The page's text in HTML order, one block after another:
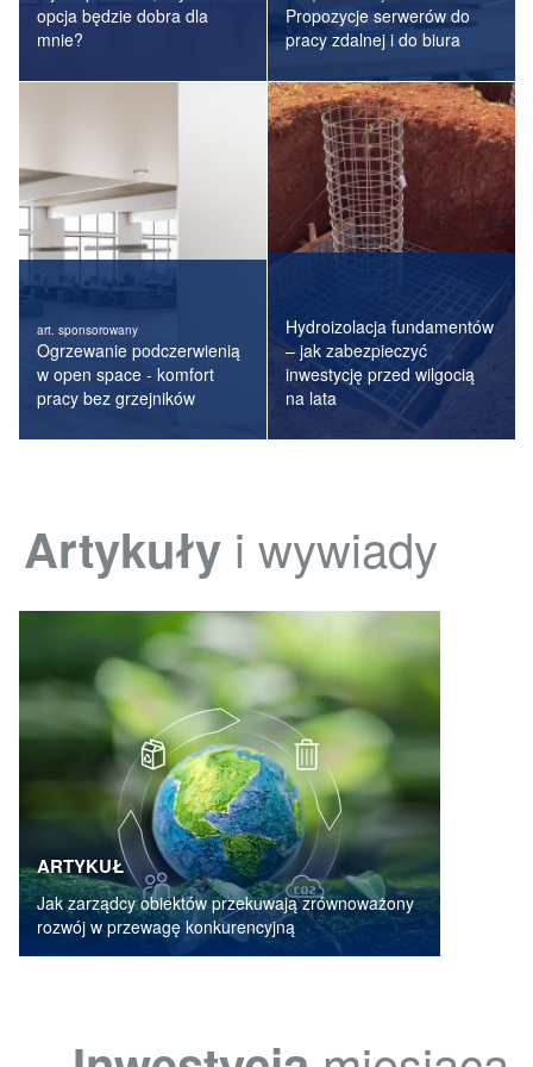
opcja będzie dobra dla
mnie?
Propozycje serwerów do
pracy zdalnej i do biura
art. sponsorowany
Ogrzewanie podczerwienią
w open space - komfort
pracy bez grzejników
Hydroizolacja fundamentów
– jak zabezpieczyć
inwestycję przed wilgocią
na lata
Artykuły i wywiady
ARTYKUŁ
Jak zarządcy obiektów przekuwają zrównoważony
rozwój w przewagę konkurencyjną